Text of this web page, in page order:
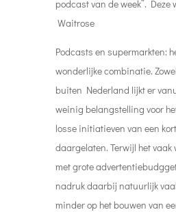
podcast van de week”. Deze
Waitrose
Podcasts en supermarkten:
wonderlijke combinatie.
buiten Nederland lijkt er
weinig belangstelling voor
losse initiatieven van een
daargelaten. Terwijl het
met grote
nadruk daarbij natuurlijk
minder op het bouwen van